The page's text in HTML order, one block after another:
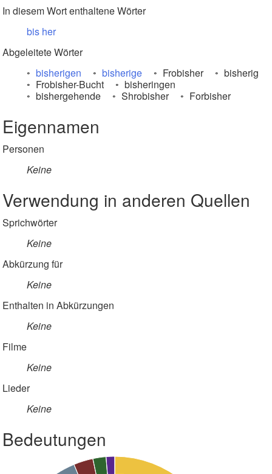
In diesem Wort enthaltene Wörter
bis her
Abgeleitete Wörter
bisherigen
bisherige Frobisher
bisherig
Frobisher-Bucht
bisheringen
bishergehende
Shrobisher Forbisher
Eigennamen
Personen
Keine
Verwendung in anderen Quellen
Sprichwörter
Keine
Abkürzung für
Keine
Enthalten in Abkürzungen
Keine
Filme
Keine
Lieder
Keine
Bedeutungen